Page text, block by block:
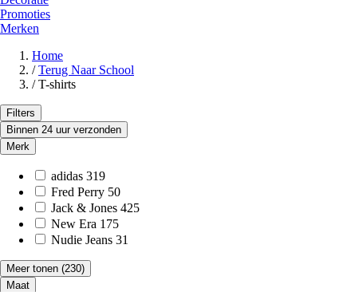
Promoties
Merken
Home
/ Terug Naar School
/ T-shirts
Filters
Binnen 24 uur verzonden
Merk
adidas 319
Fred Perry 50
Jack & Jones 425
New Era 175
Nudie Jeans 31
Meer tonen (230)
Maat